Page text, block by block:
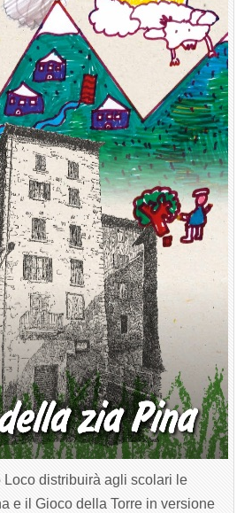
Loco distribuirà agli scolari le
e il Gioco della Torre in versione